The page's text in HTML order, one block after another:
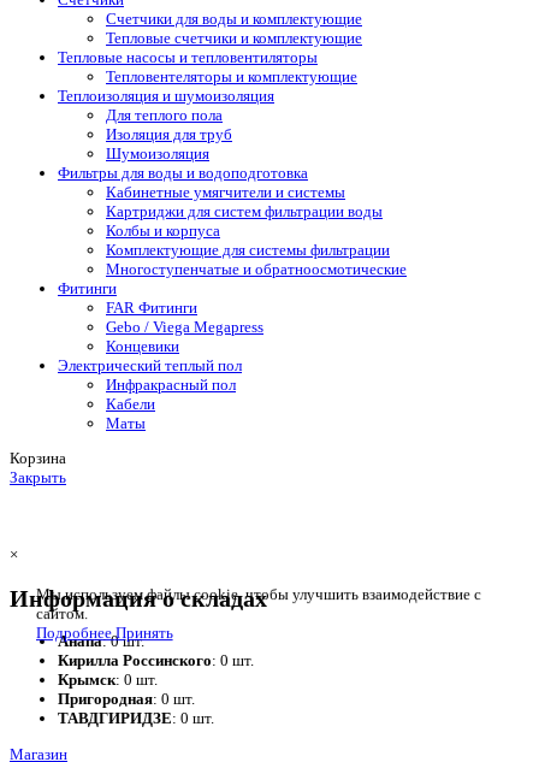
Счетчики для воды и комплектующие
Тепловые счетчики и комплектующие
Тепловые насосы и тепловентиляторы
Тепловентеляторы и комплектующие
Теплоизоляция и шумоизоляция
Для теплого пола
Изоляция для труб
Шумоизоляция
Фильтры для воды и водоподготовка
Кабинетные умягчители и системы
Картриджи для систем фильтрации воды
Колбы и корпуса
Комплектующие для системы фильтрации
Многоступенчатые и обратноосмотические
Фитинги
FAR Фитинги
Gebo / Viega Megapress
Концевики
Электрический теплый пол
Инфракрасный пол
Кабели
Маты
Корзина
Закрыть
Мы используем файлы cookie, чтобы улучшить взаимодействие с
сайтом.
ПодробнееПринять
×
Информация о складах
Анапа: 0 шт.
Кирилла Россинского: 0 шт.
Крымск: 0 шт.
Пригородная: 0 шт.
ТАВДГИРИДЗЕ: 0 шт.
Магазин